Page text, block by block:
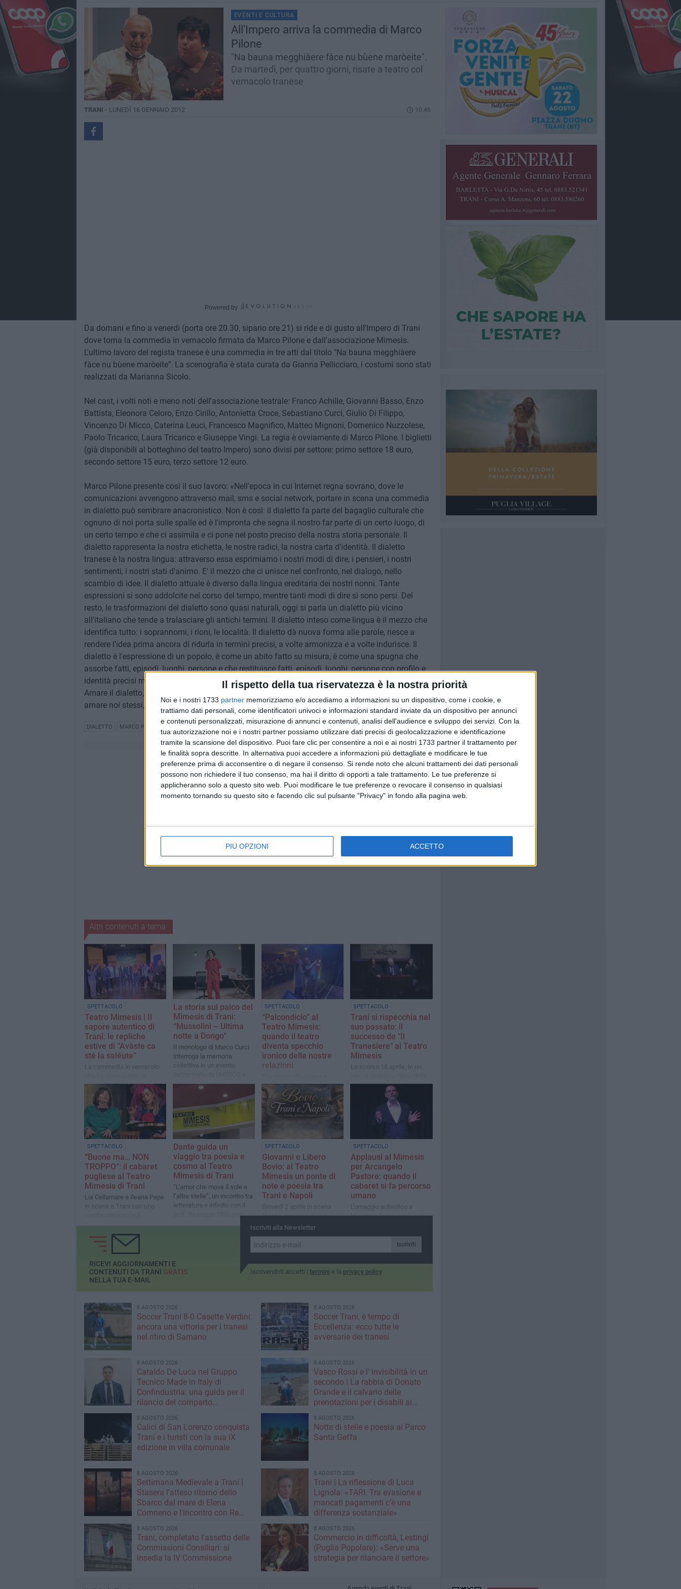
Il rispetto della tua riservatezza è la nostra priorità
Noi e i nostri 1733 partner memorizziamo e/o accediamo a informazioni su un dispositivo, come i cookie, e
trattiamo dati personali, come identificatori univoci e informazioni standard inviate da un dispositivo per annunci
e contenuti personalizzati, misurazione di annunci e contenuti, analisi dell'audience e sviluppo dei servizi. Con la
tua autorizzazione noi e i nostri partner possiamo utilizzare dati precisi di geolocalizzazione e identificazione
tramite la scansione del dispositivo. Puoi fare clic per consentire a noi e ai nostri 1733 partner il trattamento per
le finalità sopra descritte. In alternativa puoi accedere a informazioni più dettagliate e modificare le tue
preferenze prima di acconsentire o di negare il consenso. Si rende noto che alcuni trattamenti dei dati personali
possono non richiedere il tuo consenso, ma hai il diritto di opporti a tale trattamento. Le tue preferenze si
applicheranno solo a questo sito web. Puoi modificare le tue preferenze o revocare il consenso in qualsiasi
momento tornando su questo sito e facendo clic sul pulsante "Privacy" in fondo alla pagina web.
PIÙ OPZIONI ACCETTO
EVENTI E CULTURA
All'Impero arriva la commedia di Marco
Pilone
"Na bauna megghiàere fàce nu bùene maròeite".
Da martedì, per quattro giorni, risate a teatro col
vernacolo tranese
TRANI - LUNEDÌ 16 GENNAIO 2012 10.46
Powered by
Da domani e fino a venerdì (porta ore 20.30, sipario ore 21) si ride e di gusto all'Impero di Trani
dove torna la commedia in vernacolo firmata da Marco Pilone e dall'associazione Mimesis.
L'ultimo lavoro del regista tranese è una commedia in tre atti dal titolo "Na bauna megghiàere
fàce nu bùene maròeite". La scenografia è stata curata da Gianna Pellicciaro, i costumi sono stati
realizzati da Marianna Sicolo.
Nel cast, i volti noti e meno noti dell'associazione teatrale: Franco Achille, Giovanni Basso, Enzo
Battista, Eleonora Celoro, Enzo Cirillo, Antonietta Croce, Sebastiano Curci, Giulio Di Filippo,
Vincenzo Di Micco, Caterina Leuci, Francesco Magnifico, Matteo Mignoni, Domenico Nuzzolese,
Paolo Tricarico, Laura Tricarico e Giuseppe Vingi. La regia è ovviamente di Marco Pilone. I biglietti
(già disponibili al botteghino del teatro Impero) sono divisi per settore: primo settore 18 euro,
secondo settore 15 euro, terzo settore 12 euro.
Marco Pilone presente così il suo lavoro: «Nell'epoca in cui Internet regna sovrano, dove le
comunicazioni avvengono attraverso mail, sms e social network, portare in scena una commedia
in dialetto può sembrare anacronistico. Non è così: il dialetto fa parte del bagaglio culturale che
ognuno di noi porta sulle spalle ed è l'impronta che segna il nostro far parte di un certo luogo, di
un certo tempo e che ci assimila e ci pone nel posto preciso della nostra storia personale. Il
dialetto rappresenta la nostra etichetta, le nostre radici, la nostra carta d'identità. Il dialetto
tranese è la nostra lingua: attraverso essa esprimiamo i nostri modi di dire, i pensieri, i nostri
sentimenti, i nostri stati d'animo. E' il mezzo che ci unisce nel confronto, nel dialogo, nello
scambio di idee. Il dialetto attuale è diverso dalla lingua ereditaria dei nostri nonni. Tante
espressioni si sono addolcite nel corso del tempo, mentre tanti modi di dire si sono persi. Del
resto, le trasformazioni del dialetto sono quasi naturali, oggi si parla un dialetto più vicino
all'italiano che tende a tralasciare gli antichi termini. Il dialetto inteso come lingua è il mezzo che
identifica tutto: i soprannomi, i rioni, le località. Il dialetto dà nuova forma alle parole, riesce a
rendere l'idea prima ancora di ridurla in termini precisi, a volte armonizza e a volte indurisce. Il
dialetto è l'espressione di un popolo, è come un abito fatto su misura, è come una spugna che
assorbe fatti, episodi, luoghi, persone e che restituisce fatti, episodi, luoghi, persone con profilo e
identità precisi ma soprattutto con un'anima e, nel nostro caso, con la nostra anima tranese.
Amare il dialetto, tramandarlo, usarlo nel nostro quotidiano, insegnarlo ai nostri figli, significa
amare noi stessi, significa essere possessori di una grande eredità: l'eredità della nostra storia».
DIALETTO MARCO PILONE TEATRO MIMESIS
Altri contenuti a tema
SPETTACOLO
Teatro Mimesis | Il
sapore autentico di
Trani: le repliche
estive di “Avàste ca
sté la saléute”
La commedia in vernacolo
stagione invernale torna per
tre imperdibili appuntamenti
a luglio.
La storia sul palco del
Mimesis di Trani:
“Mussolini – Ultima
notte a Dongo”
Il monologo di Marco Curci
interroga la memoria
collettiva in un evento
Società Dante Alighieri.
SPETTACOLO
“Palcondicio” al
Teatro Mimesis:
quando il teatro
diventa specchio
ironico delle nostre
relazioni
complicità scenica, Vitone e
Lilia Pierno conquistano il
pubblico con un atto unico
intelligente e
SPETTACOLO
Trani si rispecchia nel
suo passato: il
successo de "Il
Tranesiere" al Teatro
Mimesis
Lo scorso 16 aprile, in un
memoria collettiva, una
serata densa di emozioni e
partecipazione
SPETTACOLO
“Buone ma… NON
TROPPO”: il cabaret
pugliese al Teatro
Mimesis di Trani
Lia Cellamare e Ileana Pepe
in scena a Trani con uno
irriverente tutto al femminile
Dante guida un
viaggio tra poesia e
cosmo al Teatro
Mimesis di Trani
“L’amor che move il sole e
l’altre stelle”, un incontro tra
letteratura e infinito con il
prof. Giuseppe Malcangi
SPETTACOLO
Giovanni e Libero
Bovio: al Teatro
Mimesis un ponte di
note e poesia tra
Trani e Napoli
Giovedì 2 aprile in scena
“Storia, poesia e musica”,
un evento dell’Associazione
legame tra due capitali della
cultura
SPETTACOLO
Applausi al Mimesis
per Arcangelo
Pastore: quando il
cabaret si fa percorso
umano
L'omaggio autentico a
Massimo Troisi conquista
Iscriviti alla Newsletter
Iscriviti
Iscrivendoti accetti i termini e la privacy policy
RICEVI AGGIORNAMENTI E
CONTENUTI DA TRANI GRATIS
NELLA TUA E-MAIL
8 AGOSTO 2026
Soccer Trani 8-0 Casette Verdini:
ancora una vittoria per i tranesi
nel ritiro di Sarnano
8 AGOSTO 2026
Soccer Trani, è tempo di
Eccellenza: ecco tutte le
avversarie dei tranesi
8 AGOSTO 2026
Cataldo De Luca nel Gruppo
Tecnico Made in Italy di
Confindustria: una guida per il
rilancio del comparto
8 AGOSTO 2026
Vasco Rossi e l' invisibilità in un
secondo | La rabbia di Donato
Grande e il calvario delle
prenotazioni per i disabili ai
8 AGOSTO 2026
Calici di San Lorenzo conquista
Trani e i turisti con la sua IX
edizione in villa comunale
8 AGOSTO 2026
Notte di stelle e poesia al Parco
Santa Geffa
8 AGOSTO 2026
Settimana Medievale a Trani |
Stasera l'atteso ritorno dello
Sbarco dal mare di Elena
Comneno e l'incontro con Re
8 AGOSTO 2026
Trani | La riflessione di Luca
Lignola: «TARI. Tra evasione e
mancati pagamenti c’è una
differenza sostanziale»
8 AGOSTO 2026
Trani, completato l’assetto delle
Commissioni Consiliari: si
insedia la IV Commissione
8 AGOSTO 2026
Commercio in difficoltà, Lestingi
(Puglia Popolare): «Serve una
strategia per rilanciare il settore»